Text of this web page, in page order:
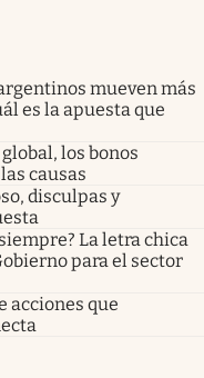
mueven más
es la apuesta que
los bonos
causas
disculpas y
La letra chica
para el sector
acciones que